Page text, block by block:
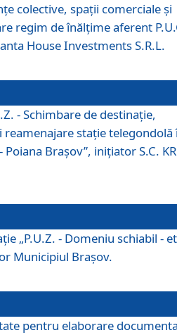
colective, spaţii comerciale şi
regim de înălţime aferent
House Investments S.R.L.
- Schimbare de destinaţie,
staţie telegondolă
Braşov”, iniţiator S.C.
„P.U.Z. - Domeniu schiabil -
Municipiul Braşov.
pentru elaborare